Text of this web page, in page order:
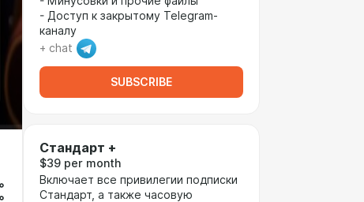
- Доступ к закрытому Telegram-
каналу
+ chat
SUBSCRIBE
Стандарт +
$39 per month
Включает все привилегии подписки
Стандарт, а также часовую